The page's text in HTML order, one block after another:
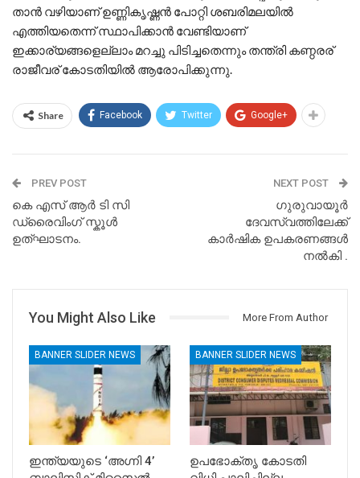
താന്‍ വഴിയാണ് ഉണ്ണികൃഷ്ണന്‍ പോറ്റി ശബരിമലയില്‍
എത്തിയതെന്ന് സ്ഥാപിക്കാന്‍ വേണ്ടിയാണ്
ഇക്കാര്യങ്ങളെല്ലാം മറച്ചു പിടിച്ചതെന്നും തന്ത്രി കണ്ഠരര്
രാജീവര് കോടതിയില്‍ ആരോപിക്കുന്നു.
Share Facebook Twitter Google+
PREV POST
കെ എസ് ആർ ടി സി
ഡ്രൈവിംഗ് സ്കൂൾ
ഉത്ഘാടനം.
NEXT POST
ഗുരുവായൂർ
ദേവസ്വത്തിലേക്ക്
കാർഷിക ഉപകരണങ്ങൾ
നൽകി .
You Might Also Like More From Author
BANNER SLIDER NEWS
ഇന്ത്യയുടെ ‘അഗ്നി 4’
BANNER SLIDER NEWS
ഉപഭോക്തൃ കോടതി